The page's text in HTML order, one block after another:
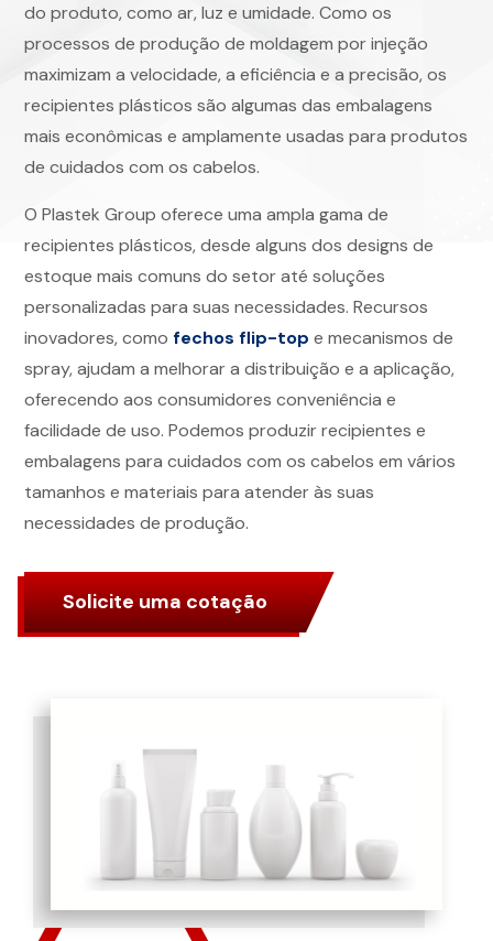
do produto, como ar, luz e umidade. Como os
processos de produção de moldagem por injeção
maximizam a velocidade, a eficiência e a precisão, os
recipientes plásticos são algumas das embalagens
mais econômicas e amplamente usadas para produtos
de cuidados com os cabelos.
O Plastek Group oferece uma ampla gama de
recipientes plásticos, desde alguns dos designs de
estoque mais comuns do setor até soluções
personalizadas para suas necessidades. Recursos
inovadores, como fechos flip-top e mecanismos de
spray, ajudam a melhorar a distribuição e a aplicação,
oferecendo aos consumidores conveniência e
facilidade de uso. Podemos produzir recipientes e
embalagens para cuidados com os cabelos em vários
tamanhos e materiais para atender às suas
necessidades de produção.
Solicite uma cotação